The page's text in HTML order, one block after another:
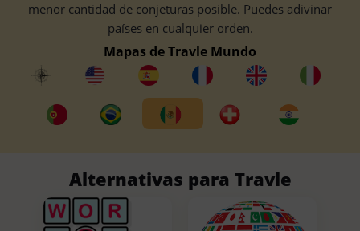
menor cantidad de conjeturas posible. Puedes adivinar
países en cualquier orden.
Mapas de Travle Mundo
Alternativas para Travle